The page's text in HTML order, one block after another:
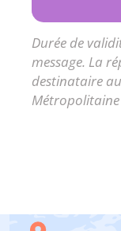
Durée de
message. La
destinataire